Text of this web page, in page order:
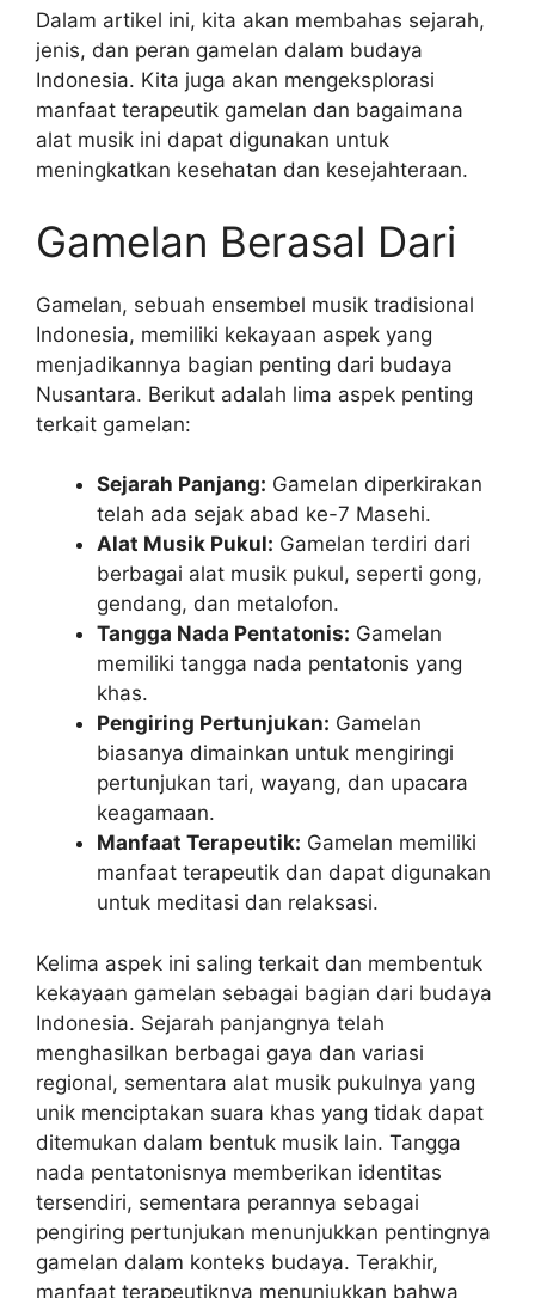
Dalam artikel ini, kita akan membahas sejarah,
jenis, dan peran gamelan dalam budaya
Indonesia. Kita juga akan mengeksplorasi
manfaat terapeutik gamelan dan bagaimana
alat musik ini dapat digunakan untuk
meningkatkan kesehatan dan kesejahteraan.
Gamelan Berasal Dari
Gamelan, sebuah ensembel musik tradisional
Indonesia, memiliki kekayaan aspek yang
menjadikannya bagian penting dari budaya
Nusantara. Berikut adalah lima aspek penting
terkait gamelan:
Sejarah Panjang: Gamelan diperkirakan
telah ada sejak abad ke-7 Masehi.
Alat Musik Pukul: Gamelan terdiri dari
berbagai alat musik pukul, seperti gong,
gendang, dan metalofon.
Tangga Nada Pentatonis: Gamelan
memiliki tangga nada pentatonis yang
khas.
Pengiring Pertunjukan: Gamelan
biasanya dimainkan untuk mengiringi
pertunjukan tari, wayang, dan upacara
keagamaan.
Manfaat Terapeutik: Gamelan memiliki
manfaat terapeutik dan dapat digunakan
untuk meditasi dan relaksasi.
Kelima aspek ini saling terkait dan membentuk
kekayaan gamelan sebagai bagian dari budaya
Indonesia. Sejarah panjangnya telah
menghasilkan berbagai gaya dan variasi
regional, sementara alat musik pukulnya yang
unik menciptakan suara khas yang tidak dapat
ditemukan dalam bentuk musik lain. Tangga
nada pentatonisnya memberikan identitas
tersendiri, sementara perannya sebagai
pengiring pertunjukan menunjukkan pentingnya
gamelan dalam konteks budaya. Terakhir,
manfaat terapeutiknya menunjukkan bahwa